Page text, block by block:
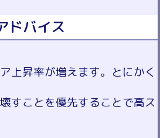
ドバイス
上昇率が増えます。とにかく
すことを優先することで高ス